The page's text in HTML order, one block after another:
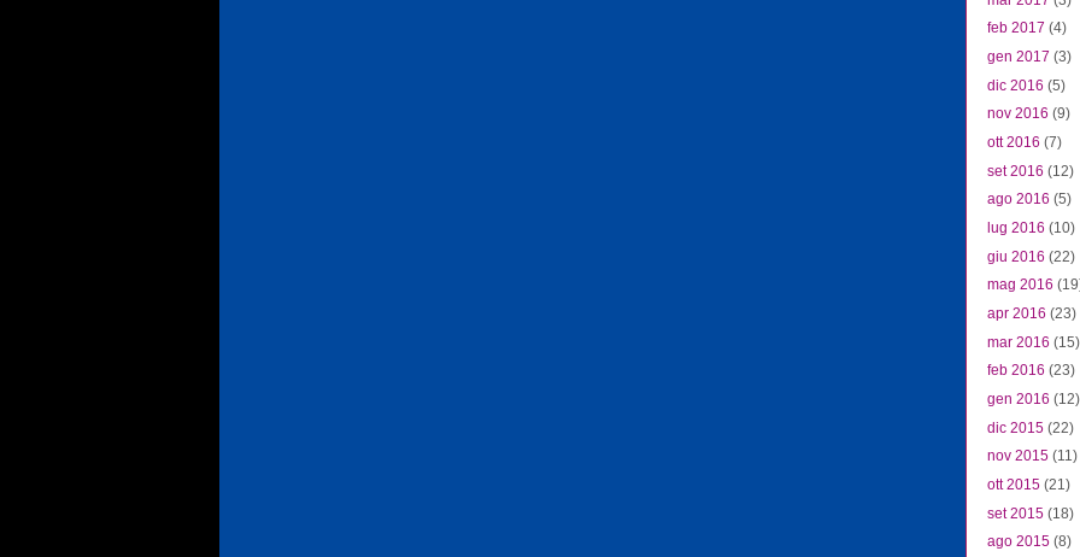
feb 2017 (4)
gen 2017 (3)
dic 2016 (5)
nov 2016 (9)
ott 2016 (7)
set 2016 (12)
ago 2016 (5)
lug 2016 (10)
giu 2016 (22)
mag 2016
apr 2016 (23)
mar 2016 (15)
feb 2016 (23)
gen 2016 (12)
dic 2015 (22)
nov 2015 (11)
ott 2015 (21)
set 2015 (18)
ago 2015 (8)